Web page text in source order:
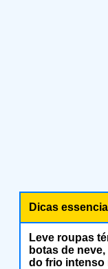
Dicas
Leve roupas
botas de
do frio intenso